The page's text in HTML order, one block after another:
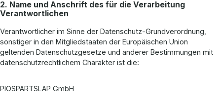
2. Name und Anschrift des für die Verarbeitung
Verantwortlichen
Verantwortlicher im Sinne der Datenschutz-Grundverordnung,
sonstiger in den Mitgliedstaaten der Europäischen Union
geltenden Datenschutzgesetze und anderer Bestimmungen mit
datenschutzrechtlichem Charakter ist die:
PIOSPARTSLAP GmbH